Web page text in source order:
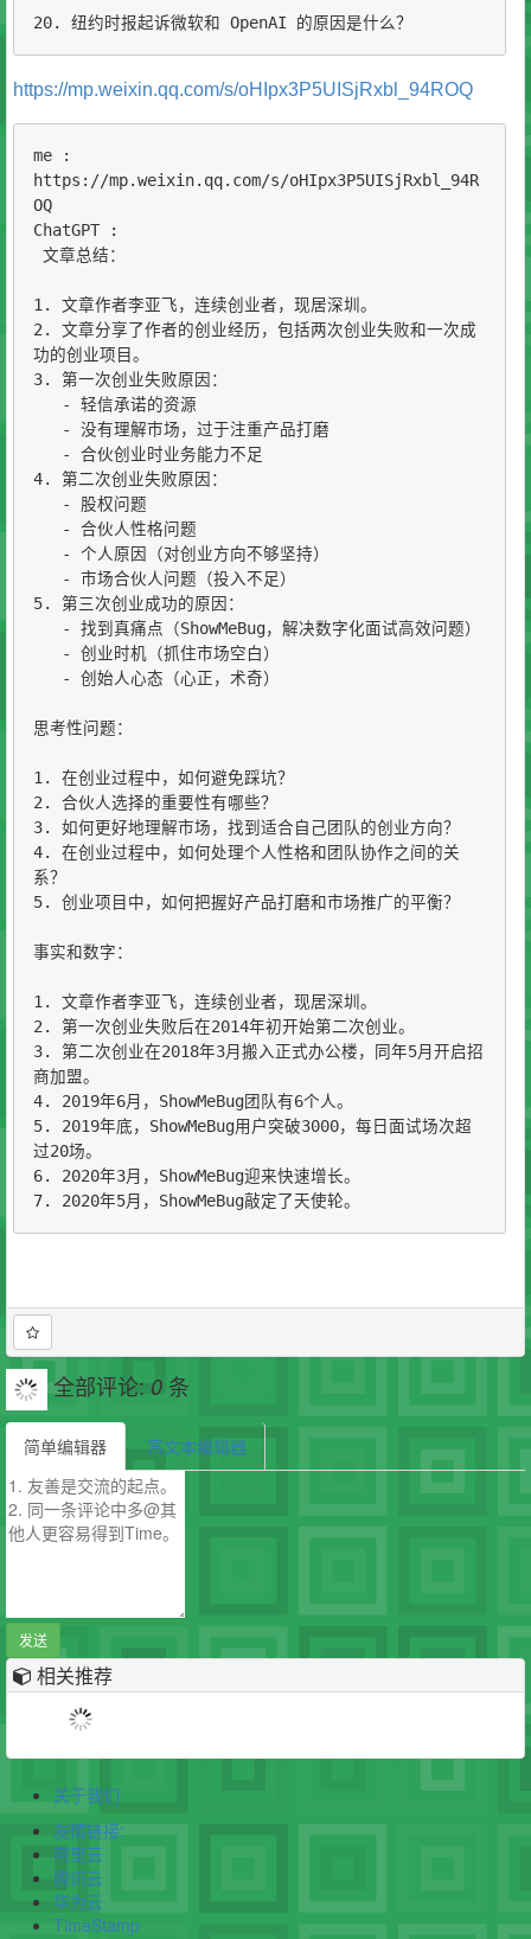
20. 纽约时报起诉微软和 OpenAI 的原因是什么？
https://mp.weixin.qq.com/s/oHIpx3P5UISjRxbl_94ROQ
me :
https://mp.weixin.qq.com/s/oHIpx3P5UISjRxbl_94R
OQ
ChatGPT :
1. 文章作者李亚飞，连续创业者，现居深圳。
2. 文章分享了作者的创业经历，包括两次创业失败和一次成
功的创业项目。
3. 第一次创业失败原因：
4. 第二次创业失败原因：
5. 第三次创业成功的原因：
思考性问题：
1. 在创业过程中，如何避免踩坑？
2. 合伙人选择的重要性有哪些？
3. 如何更好地理解市场，找到适合自己团队的创业方向？
4. 在创业过程中，如何处理个人性格和团队协作之间的关
系？
5. 创业项目中，如何把握好产品打磨和市场推广的平衡？
事实和数字：
1. 文章作者李亚飞，连续创业者，现居深圳。
2. 第一次创业失败后在2014年初开始第二次创业。
3. 第二次创业在2018年3月搬入正式办公楼，同年5月开启招
商加盟。
4. 2019年6月，ShowMeBug团队有6个人。
5. 2019年底，ShowMeBug用户突破3000，每日面试场次超
过20场。
6. 2020年3月，ShowMeBug迎来快速增长。
7. 2020年5月，ShowMeBug敲定了天使轮。
全部评论: 0 条
简单编辑器 富文本编辑器
发送
相关推荐
关于我们
友情链接:
阿里云
腾讯云
华为云
TimeStamp